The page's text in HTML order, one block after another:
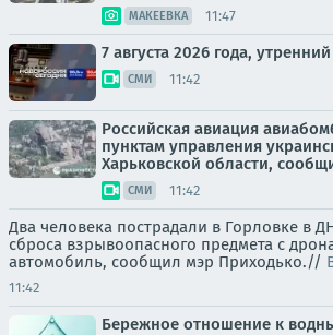
МАКЕЕВКА 11:47
7 августа 2026 года,
СМИ 11:42
Российская авиация
пунктам управления
Харьковской области,
СМИ 11:42
Два человека пострадали в Горловке в
сброса взрывоопасного предмета с
автомобиль, сообщил мэр Приходько.//
11:42
Бережное отношение к